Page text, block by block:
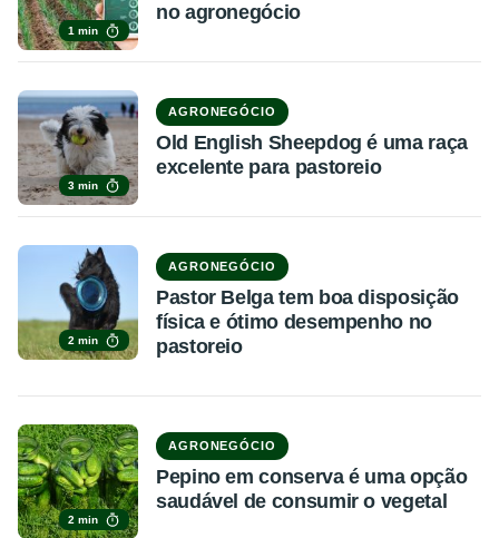
1 min
no agronegócio
3 min
AGRONEGÓCIO
Old English Sheepdog é uma raça
excelente para pastoreio
2 min
AGRONEGÓCIO
Pastor Belga tem boa disposição
física e ótimo desempenho no
pastoreio
2 min
AGRONEGÓCIO
Pepino em conserva é uma opção
saudável de consumir o vegetal